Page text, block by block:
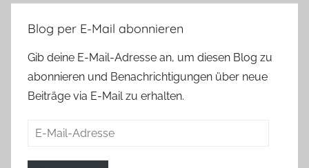
Blog per E-Mail abonnieren
Gib deine E-Mail-Adresse an, um diesen Blog zu
abonnieren und Benachrichtigungen über neue
Beiträge via E-Mail zu erhalten.
E-